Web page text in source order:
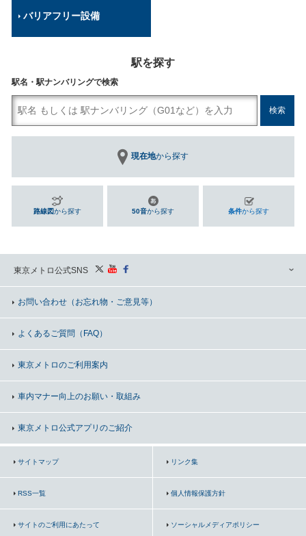
バリアフリー設備
駅を探す
駅名・駅ナンバリングで検索
路線図から探す 50音から探す 条件から探す
現在地から探す
東京メトロ公式SNS
お問い合わせ （お忘れ物・ご意見等）
よくあるご質問（FAQ）
東京メトロのご利用案内
車内マナー向上のお願い・取組み
東京メトロ公式アプリのご紹介
サイトマップ リンク集
RSS一覧 個人情報保護方針
サイトのご利用にあたって ソーシャルメディアポリシー